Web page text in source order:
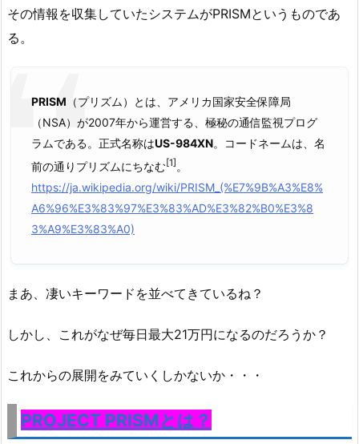
その情報を収集していたシステムがPRISMというものであ
る。
PRISM （プリズム）とは、アメリカ国家安全保障局
（NSA）が2007年から運営する、極秘の通信監視プログ
ラムである。正式名称はUS-984XN。コードネームは、名
前の通りプリズムにちなむ[1] 。
https://ja.wikipedia.org/wiki/PRISM_(%E7%9B%A3%E8%
A6%96%E3%83%97%E3%83%AD%E3%82%B0%E3%8
3%A9%E3%83%A0)
まあ、凄いキーワードを並べてきているね？
しかし、これがなぜ毎日最大21万円になるのだろうか？
これからの展開をみていくしかないか・・・
PROJECT PRISMとは？